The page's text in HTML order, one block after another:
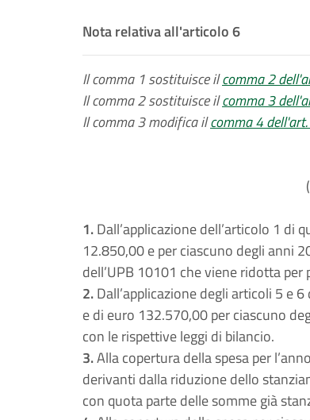
Nota relativa all'articolo 6
Il comma 1 sostituisce ilcomma 2
Il comma 2 sostituisce ilcomma 3
Il comma 3 modifica ilcomma 4
1.Dall’applicazione dell’articolo 1 di
12.850,00 e per ciascuno degli anni
dell’UPB 10101 che viene ridotta per
2.Dall’applicazione degli articoli 5 e
e di euro 132.570,00 per ciascuno
con le rispettive leggi di bilancio.
3.Alla copertura della spesa per
derivanti dalla riduzione dello
con quota parte delle somme già